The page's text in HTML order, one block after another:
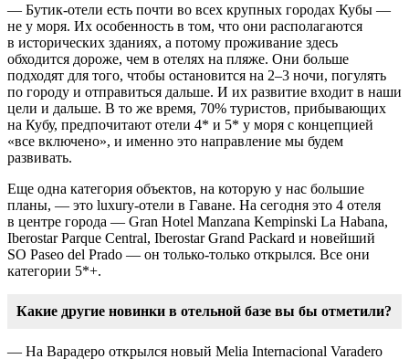
— Бутик-отели есть почти во всех крупных городах Кубы —
не у моря. Их особенность в том, что они располагаются
в исторических зданиях, а потому проживание здесь
обходится дороже, чем в отелях на пляже. Они больше
подходят для того, чтобы остановится на 2–3 ночи, погулять
по городу и отправиться дальше. И их развитие входит в наши
цели и дальше. В то же время, 70% туристов, прибывающих
на Кубу, предпочитают отели 4* и 5* у моря с концепцией
«все включено», и именно это направление мы будем
развивать.
Еще одна категория объектов, на которую у нас большие
планы, — это luxury-отели в Гаване. На сегодня это 4 отеля
в центре города — Gran Hotel Manzana Kempinski La Habana,
Iberostar Parque Central, Iberostar Grand Packard и новейший
SO Paseo del Prado — он только-только открылся. Все они
категории 5*+.
Какие другие новинки в отельной базе вы бы отметили?
— На Варадеро открылся новый Melia Internacional Varadero